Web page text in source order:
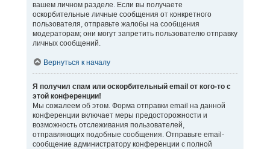
вашем личном разделе. Если вы получаете
оскорбительные личные сообщения от конкретного
пользователя, отправьте жалобы на сообщения
модераторам; они могут запретить пользователю отправку
личных сообщений.
Вернуться к началу
Я получил спам или оскорбительный email от кого-то с
этой конференции!
Мы сожалеем об этом. Форма отправки email на данной
конференции включает меры предосторожности и
возможность отслеживания пользователей,
отправляющих подобные сообщения. Отправьте email-
сообщение администратору конференции с полной